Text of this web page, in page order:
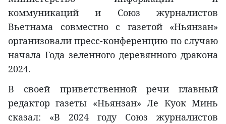
коммуникаций и Союз журналистов
Вьетнама совместно с газетой «Ньянзан»
организовали пресс-конференцию по случаю
начала Года зеленного деревянного дракона
2024.
В своей приветственной речи главный
редактор газеты «Ньянзан» Ле Куок Минь
сказал: «В 2024 году Союз журналистов